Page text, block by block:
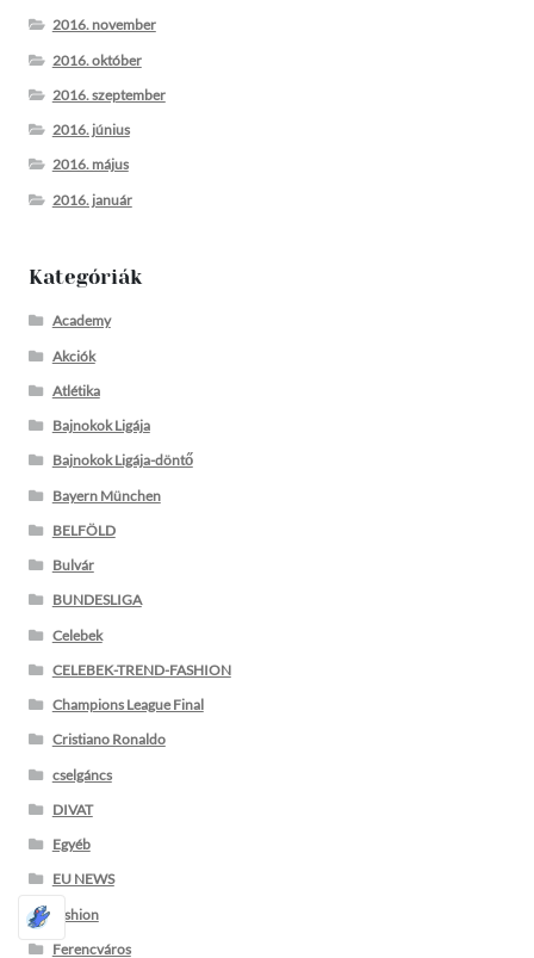
2016. november
2016. október
2016. szeptember
2016. június
2016. május
2016. január
Kategóriák
Academy
Akciók
Atlétika
Bajnokok Ligája
Bajnokok Ligája-döntő
Bayern München
BELFÖLD
Bulvár
BUNDESLIGA
Celebek
CELEBEK-TREND-FASHION
Champions League Final
Cristiano Ronaldo
cselgáncs
DIVAT
Egyéb
EU NEWS
fashion
Ferencváros